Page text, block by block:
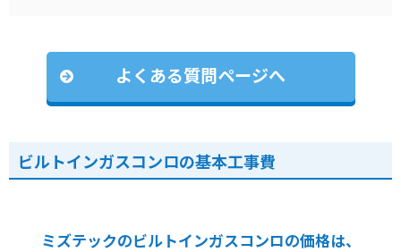
よくある質問ページへ
ビルトインガスコンロの基本工事費
ミズテックのビルトインガスコンロの価格は、